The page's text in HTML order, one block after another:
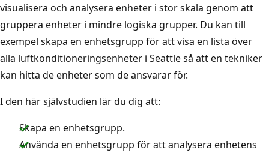
visualisera och analysera enheter i stor skala genom att
gruppera enheter i mindre logiska grupper. Du kan till
exempel skapa en enhetsgrupp för att visa en lista över
alla luftkonditioneringsenheter i Seattle så att en tekniker
kan hitta de enheter som de ansvarar för.
I den här självstudien lär du dig att:
Skapa en enhetsgrupp.
Använda en enhetsgrupp för att analysera enhetens